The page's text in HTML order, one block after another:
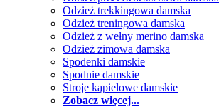
Odzież trekkingowa damska
Odzież treningowa damska
Odzież z wełny merino damska
Odzież zimowa damska
Spodenki damskie
Spodnie damskie
Stroje kąpielowe damskie
Zobacz więcej...